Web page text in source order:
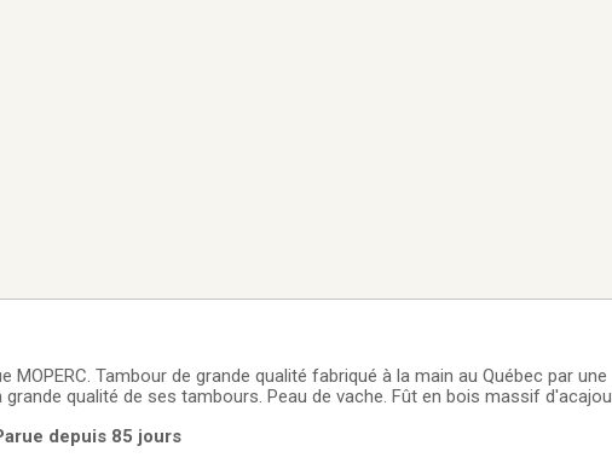
MOPERC. Tambour de grande qualité fabriqué à la main au Québec par une
qualité de ses tambours. Peau de vache. Fût en bois massif d'acajou
depuis 85 jours